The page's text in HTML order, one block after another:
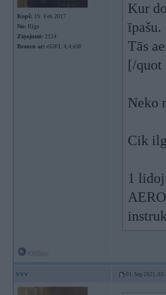
Kopš: 19. Feb 2017
No: Rīga
Ziņojumi: 2124
Braucu ar: e53FL 4,4;e38
Kur
īpašu.
Tās
[/quot
Neko
Cik
1
vvv 01. Sep 2021,